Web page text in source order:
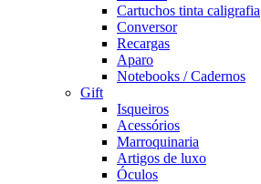
Cartuchos tinta caligrafia
Conversor
Recargas
Aparo
Notebooks / Cadernos
Gift
Isqueiros
Acessórios
Marroquinaria
Artigos de luxo
Óculos